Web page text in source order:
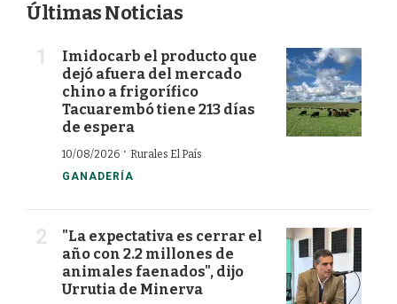
Últimas Noticias
Imidocarb el producto que
dejó afuera del mercado
chino a frigorífico
Tacuarembó tiene 213 días
de espera
10/08/2026 · Rurales El País
GANADERÍA
"La expectativa es cerrar el
año con 2.2 millones de
animales faenados", dijo
Urrutia de Minerva